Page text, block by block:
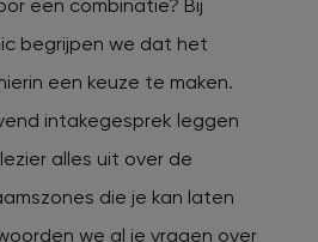
een combinatie? Bij
begrijpen we dat het
een keuze te maken.
intakegesprek leggen
alles uit over de
die je kan laten
we al je vragen over